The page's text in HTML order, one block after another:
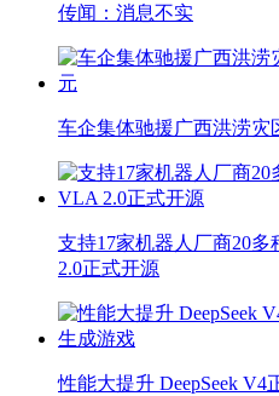
传闻：消息不实
车企集体驰援广西洪涝灾
支持17家机器人厂商20
2.0正式开源
性能大提升 DeepSeek